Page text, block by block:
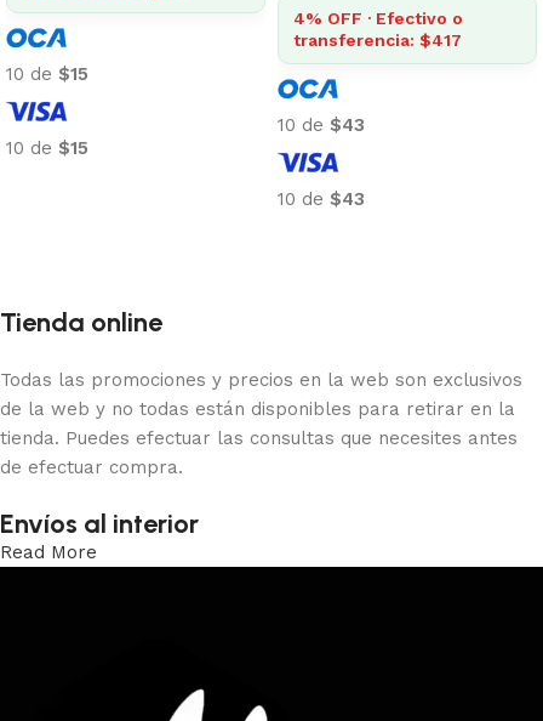
10 de $15
10 de $15
4% OFF · Efectivo o
transferencia: $417
10 de $43
10 de $43
Tienda online
Todas las promociones y precios en la web son exclusivos
de la web y no todas están disponibles para retirar en la
tienda. Puedes efectuar las consultas que necesites antes
de efectuar compra.
Envíos al interior
Read More